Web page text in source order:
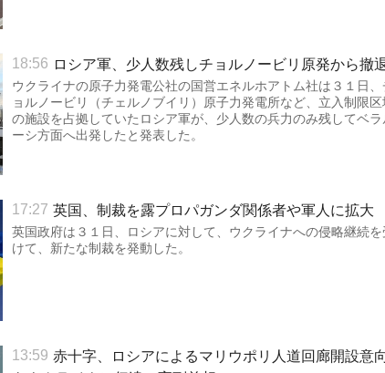
18:56 ロシア軍、少人数残しチョルノービリ原発から撤
ウクライナの原子力発電公社の国営エネルホアトム社は３１日、
ョルノービリ（チェルノブイリ）原子力発電所など、立入制限区
の施設を占拠していたロシア軍が、少人数の兵力のみ残してベラ
ーシ方面へ出発したと発表した。
17:27 英国、制裁を露プロパガンダ関係者や軍人に拡大
英国政府は３１日、ロシアに対して、ウクライナへの侵略継続を
けて、新たな制裁を発動した。
13:59 赤十字、ロシアによるマリウポリ人道回廊開設意